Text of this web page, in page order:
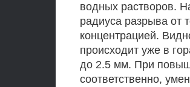
водных растворов.
радиуса разрыва от
концентрацией.
происходит уже в
до 2.5 мм. При
соответственно,